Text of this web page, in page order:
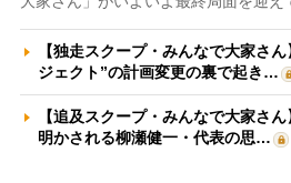
【独走スクープ・みんなで大家さ
ジェクト”の計画変更の裏で起き…
【追及スクープ・みんなで大家さ
明かされる柳瀬健一・代表の思…